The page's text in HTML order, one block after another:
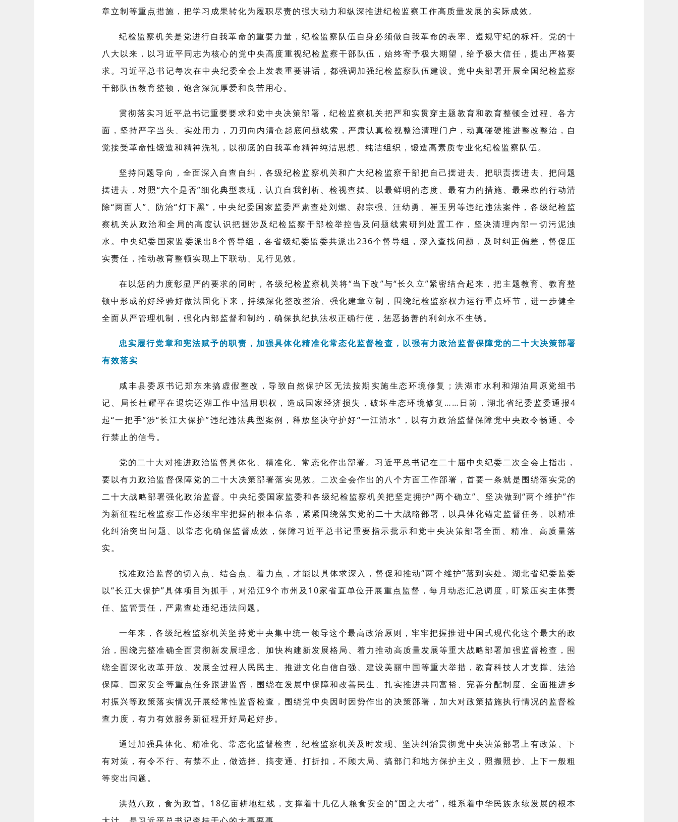
章立制等重点措施，把学习成果转化为履职尽责的强大动力和纵深推进纪检监察工作高质量发展的实际成效。
纪检监察机关是党进行自我革命的重要力量，纪检监察队伍自身必须做自我革命的表率、遵规守纪的标杆。党的十
八大以来，以习近平同志为核心的党中央高度重视纪检监察干部队伍，始终寄予极大期望，给予极大信任，提出严格要
求。习近平总书记每次在中央纪委全会上发表重要讲话，都强调加强纪检监察队伍建设。党中央部署开展全国纪检监察
干部队伍教育整顿，饱含深沉厚爱和良苦用心。
贯彻落实习近平总书记重要要求和党中央决策部署，纪检监察机关把严和实贯穿主题教育和教育整顿全过程、各方
面，坚持严字当头、实处用力，刀刃向内清仓起底问题线索，严肃认真检视整治清理门户，动真碰硬推进整改整治，自
觉接受革命性锻造和精神洗礼，以彻底的自我革命精神纯洁思想、纯洁组织，锻造高素质专业化纪检监察队伍。
坚持问题导向，全面深入自查自纠，各级纪检监察机关和广大纪检监察干部把自己摆进去、把职责摆进去、把问题
摆进去，对照“六个是否”细化典型表现，认真自我剖析、检视查摆。以最鲜明的态度、最有力的措施、最果敢的行动清
除“两面人”、防治“灯下黑”，中央纪委国家监委严肃查处刘燃、郝宗强、汪幼勇、崔玉男等违纪违法案件，各级纪检监
察机关从政治和全局的高度认识把握涉及纪检监察干部检举控告及问题线索研判处置工作，坚决清理内部一切污泥浊
水。中央纪委国家监委派出8个督导组，各省级纪委监委共派出236个督导组，深入查找问题，及时纠正偏差，督促压
实责任，推动教育整顿实现上下联动、见行见效。
在以惩的力度彰显严的要求的同时，各级纪检监察机关将“当下改”与“长久立”紧密结合起来，把主题教育、教育整
顿中形成的好经验好做法固化下来，持续深化整改整治、强化建章立制，围绕纪检监察权力运行重点环节，进一步健全
全面从严管理机制，强化内部监督和制约，确保执纪执法权正确行使，惩恶扬善的利剑永不生锈。
忠实履行党章和宪法赋予的职责，加强具体化精准化常态化监督检查，以强有力政治监督保障党的二十大决策部署
有效落实
咸丰县委原书记郑东来搞虚假整改，导致自然保护区无法按期实施生态环境修复；洪湖市水利和湖泊局原党组书
记、局长杜耀平在退垸还湖工作中滥用职权，造成国家经济损失，破坏生态环境修复……日前，湖北省纪委监委通报4
起“一把手”涉“长江大保护”违纪违法典型案例，释放坚决守护好“一江清水”，以有力政治监督保障党中央政令畅通、令
行禁止的信号。
党的二十大对推进政治监督具体化、精准化、常态化作出部署。习近平总书记在二十届中央纪委二次全会上指出，
要以有力政治监督保障党的二十大决策部署落实见效。二次全会作出的八个方面工作部署，首要一条就是围绕落实党的
二十大战略部署强化政治监督。中央纪委国家监委和各级纪检监察机关把坚定拥护“两个确立”、坚决做到“两个维护”作
为新征程纪检监察工作必须牢牢把握的根本信条，紧紧围绕落实党的二十大战略部署，以具体化锚定监督任务、以精准
化纠治突出问题、以常态化确保监督成效，保障习近平总书记重要指示批示和党中央决策部署全面、精准、高质量落
实。
找准政治监督的切入点、结合点、着力点，才能以具体求深入，督促和推动“两个维护”落到实处。湖北省纪委监委
以“长江大保护”具体项目为抓手，对沿江9个市州及10家省直单位开展重点监督，每月动态汇总调度，盯紧压实主体责
任、监管责任，严肃查处违纪违法问题。
一年来，各级纪检监察机关坚持党中央集中统一领导这个最高政治原则，牢牢把握推进中国式现代化这个最大的政
治，围绕完整准确全面贯彻新发展理念、加快构建新发展格局、着力推动高质量发展等重大战略部署加强监督检查，围
绕全面深化改革开放、发展全过程人民民主、推进文化自信自强、建设美丽中国等重大举措，教育科技人才支撑、法治
保障、国家安全等重点任务跟进监督，围绕在发展中保障和改善民生、扎实推进共同富裕、完善分配制度、全面推进乡
村振兴等政策落实情况开展经常性监督检查，围绕党中央因时因势作出的决策部署，加大对政策措施执行情况的监督检
查力度，有力有效服务新征程开好局起好步。
通过加强具体化、精准化、常态化监督检查，纪检监察机关及时发现、坚决纠治贯彻党中央决策部署上有政策、下
有对策，有令不行、有禁不止，做选择、搞变通、打折扣，不顾大局、搞部门和地方保护主义，照搬照抄、上下一般粗
等突出问题。
洪范八政，食为政首。18亿亩耕地红线，支撑着十几亿人粮食安全的“国之大者”，维系着中华民族永续发展的根本